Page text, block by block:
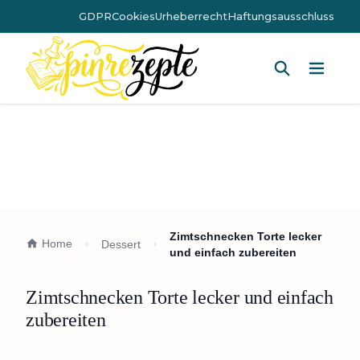
GDPRCookiesUrheberrechtHaftungsausschluss
Home Dessert
Zimtschnecken Torte lecker
und einfach zubereiten
Zimtschnecken Torte lecker und einfach
zubereiten